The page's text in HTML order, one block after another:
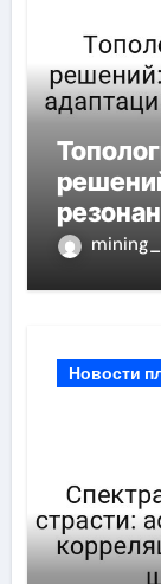
при
Новости